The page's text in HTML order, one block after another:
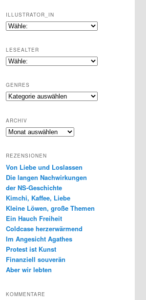
ILLUSTRATOR_IN
LESEALTER
GENRES
Genres
ARCHIV
Archiv
REZENSIONEN
Von Liebe und Loslassen
Die langen Nachwirkungen
der NS-Geschichte
Kimchi, Kaffee, Liebe
Kleine Löwen, große Themen
Ein Hauch Freiheit
Coldcase herzerwärmend
Im Angesicht Agathes
Protest ist Kunst
Finanziell souverän
Aber wir lebten
KOMMENTARE